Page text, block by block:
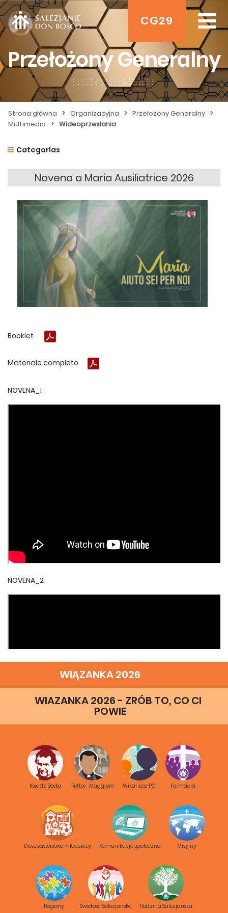
CG29
Przełożony Generalny
Strona główna > Organizacyjna > Przełożony Generalny >
Multimedia > Wideoprzesłania
Categorías
Novena a Maria Ausiliatrice 2026
Booklet
Materiale completo
NOVENA_1
NOVENA_2
NOVENA_3
WIĄZANKA 2026
WIAZANKA 2026 - ZRÓB TO, CO CI
POWIE
Ksiadz Bosko Rettor_Maggiore Wikariusz PG Formacja
Duszpasterstwo młodzieży Komunikacja spoleczna Misyjny
Regiony Swietosc Salezjanska Rodzina Salezjanska